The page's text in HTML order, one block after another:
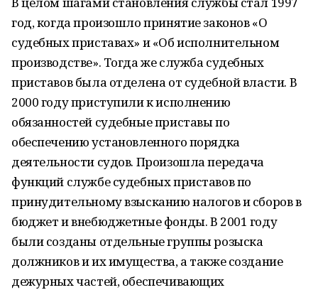
год, когда произошло принятие законов «О
судебных приставах» и «Об исполнительном
производстве». Тогда же служба судебных
приставов была отделена от судебной власти. В
2000 году приступили к исполнению
обязанностей судебные приставы по
обеспечению установленного порядка
деятельности судов. Произошла передача
функций службе судебных приставов по
принудительному взысканию налогов и сборов в
бюджет и внебюджетные фонды. В 2001 году
были созданы отдельные группы розыска
должников и их имущества, а также создание
дежурных частей, обеспечивающих